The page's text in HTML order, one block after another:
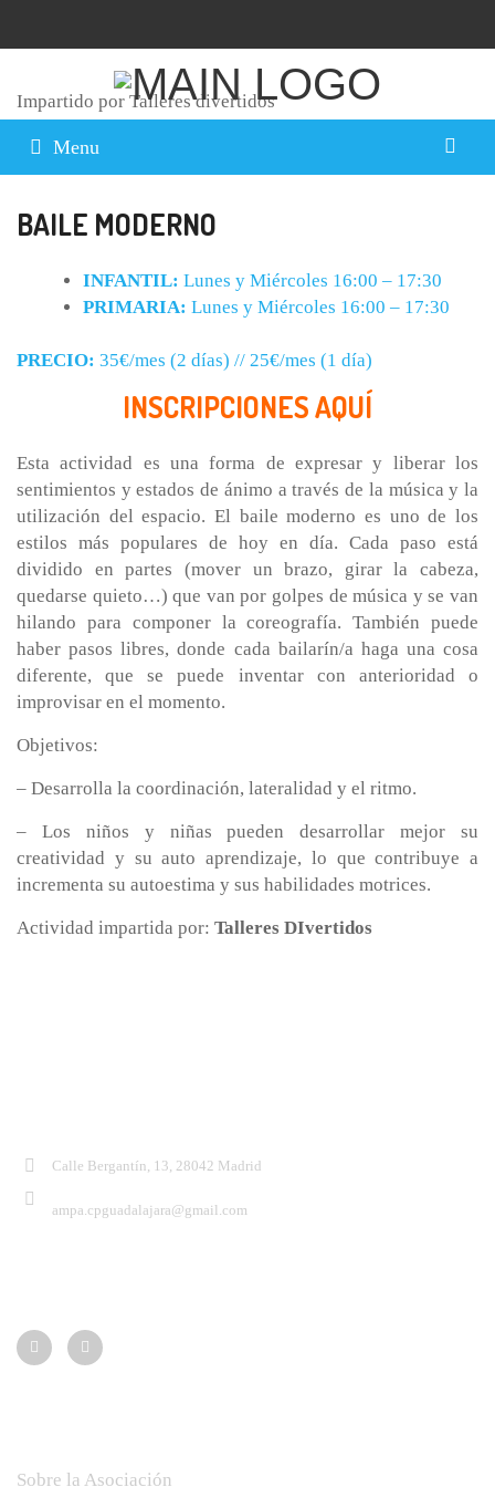
Menu
Impartido por Talleres divertidos
BAILE MODERNO
INFANTIL: Lunes y Miércoles 16:00 – 17:30
PRIMARIA: Lunes y Miércoles 16:00 – 17:30
PRECIO: 35€/mes (2 días) // 25€/mes (1 día)
INSCRIPCIONES AQUÍ
Esta actividad es una forma de expresar y liberar los
sentimientos y estados de ánimo a través de la música y la
utilización del espacio. El baile moderno es uno de los
estilos más populares de hoy en día. Cada paso está
dividido en partes (mover un brazo, girar la cabeza,
quedarse quieto…) que van por golpes de música y se van
hilando para componer la coreografía. También puede
haber pasos libres, donde cada bailarín/a haga una cosa
diferente, que se puede inventar con anterioridad o
improvisar en el momento.
Objetivos:
– Desarrolla la coordinación, lateralidad y el ritmo.
– Los niños y niñas pueden desarrollar mejor su
creatividad y su auto aprendizaje, lo que contribuye a
incrementa su autoestima y sus habilidades motrices.
Actividad impartida por: Talleres DIvertidos
Calle Bergantín, 13, 28042 Madrid
ampa.cpguadalajara@gmail.com
Sobre la Asociación